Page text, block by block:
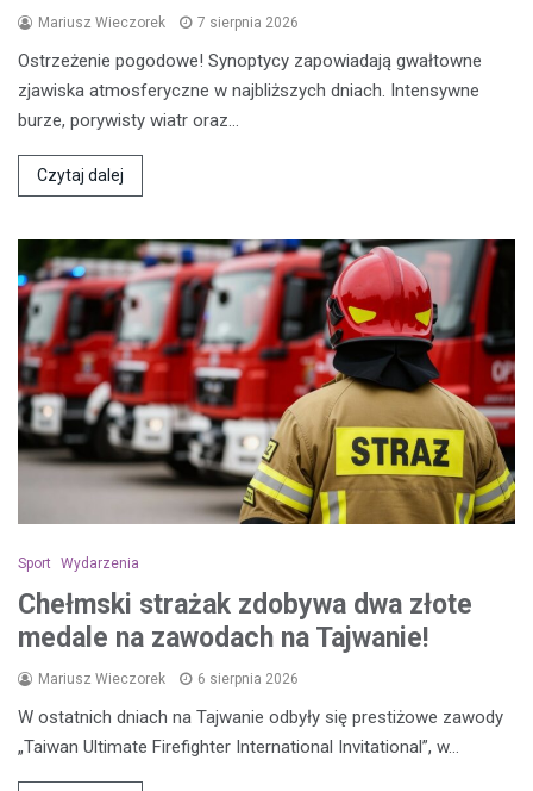
Mariusz Wieczorek 7 sierpnia 2026
Ostrzeżenie pogodowe! Synoptycy zapowiadają gwałtowne
zjawiska atmosferyczne w najbliższych dniach. Intensywne
burze, porywisty wiatr oraz…
Czytaj dalej
Sport Wydarzenia
Chełmski strażak zdobywa dwa złote
medale na zawodach na Tajwanie!
Mariusz Wieczorek 6 sierpnia 2026
W ostatnich dniach na Tajwanie odbyły się prestiżowe zawody
„Taiwan Ultimate Firefighter International Invitational”, w…